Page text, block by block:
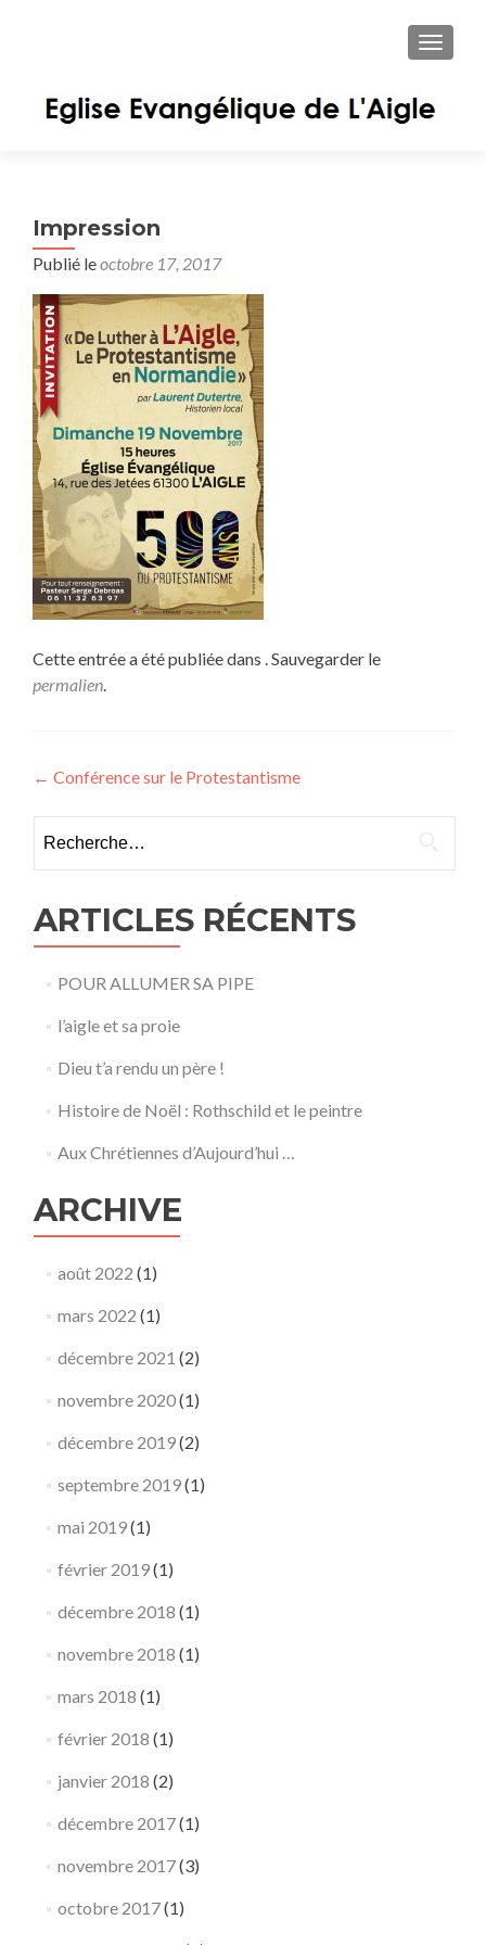
Impression
Publié leoctobre 17, 2017
Cette entrée a été publiée dans . Sauvegarder le
permalien.
Navigation des articles
← Conférence sur le Protestantisme
ARTICLES RÉCENTS
POUR ALLUMER SA PIPE
l’aigle et sa proie
Dieu t’a rendu un père !
Histoire de Noël : Rothschild et le peintre
Aux Chrétiennes d’Aujourd’hui …
ARCHIVE
août 2022 (1)
mars 2022 (1)
décembre 2021 (2)
novembre 2020(1)
décembre 2019(2)
septembre 2019(1)
mai 2019(1)
février 2019(1)
décembre 2018 (1)
novembre 2018 (1)
mars 2018 (1)
février 2018 (1)
janvier 2018 (2)
décembre 2017(1)
novembre 2017(3)
octobre 2017(1)